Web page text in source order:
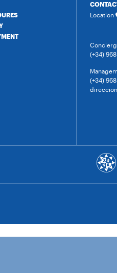
Location
(+34)
(+34)